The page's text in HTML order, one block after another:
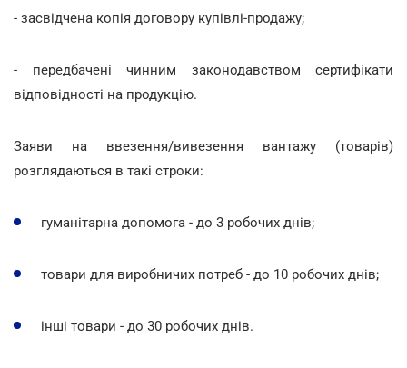
- засвідчена копія договору купівлі-продажу;
- передбачені чинним законодавством сертифікати
відповідності на продукцію.
Заяви на ввезення/вивезення вантажу (товарів)
розглядаються в такі строки:
гуманітарна допомога - до 3 робочих днів;
товари для виробничих потреб - до 10 робочих днів;
інші товари - до 30 робочих днів.